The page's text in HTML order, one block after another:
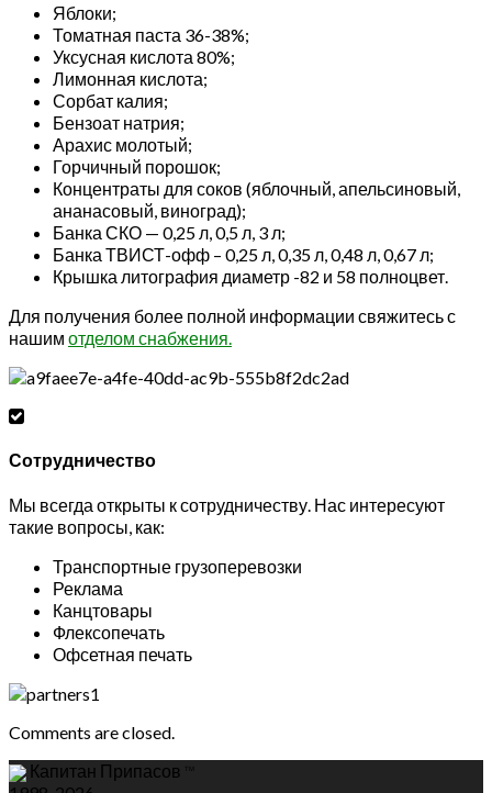
Яблоки;
Томатная паста 36-38%;
Уксусная кислота 80%;
Лимонная кислота;
Сорбат калия;
Бензоат натрия;
Арахис молотый;
Горчичный порошок;
Концентраты для соков (яблочный, апельсиновый,
ананасовый, виноград);
Банка СКО — 0,25 л, 0,5 л, 3 л;
Банка ТВИСТ-офф – 0,25 л, 0,35 л, 0,48 л, 0,67 л;
Крышка литография диаметр -82 и 58 полноцвет.
Для получения более полной информации свяжитесь с
нашим отделом снабжения.
Сотрудничество
Мы всегда открыты к сотрудничеству. Нас интересуют
такие вопросы, как:
Транспортные грузоперевозки
Реклама
Канцтовары
Флексопечать
Офсетная печать
Comments are closed.
Капитан Припасов